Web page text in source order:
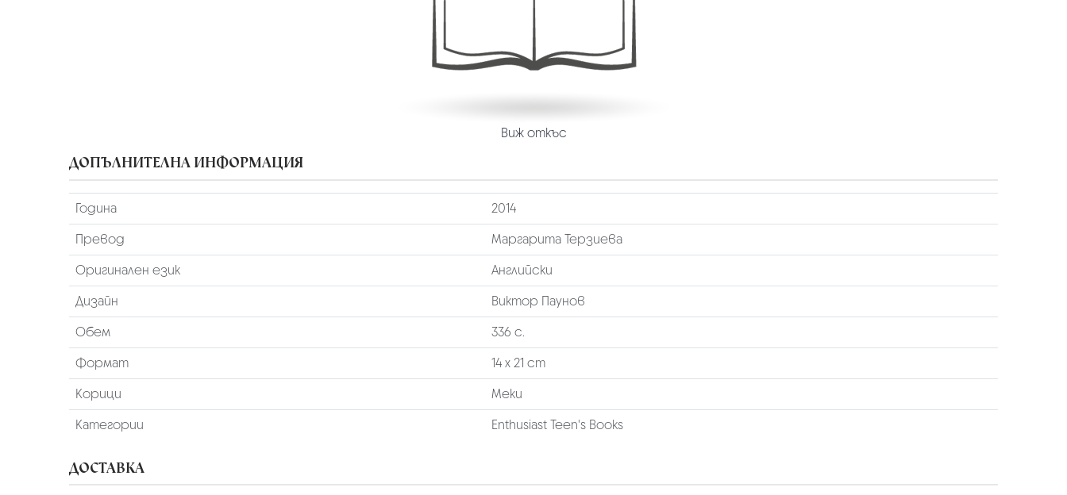
Виж откъс
ДОПЪЛНИТЕЛНА ИНФОРМАЦИЯ
Година
2014
Превод
Маргарита Терзиева
Оригинален език
Английски
Дизайн
Виктор Паунов
Обем
336 с.
Формат
14 х 21 cm
Корици
Меки
Категории
Enthusiast Teen's Books
ДОСТАВКА